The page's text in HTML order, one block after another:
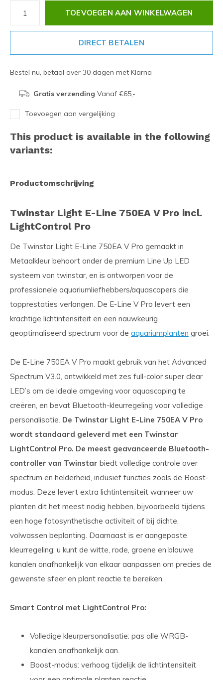
TOEVOEGEN AAN WINKELWAGEN
DIRECT BETALEN
Bestel nu, betaal over 30 dagen met Klarna
Gratis verzending Vanaf €65,-
Toevoegen aan vergelijking
This product is available in the following
variants:
Productomschrijving
Twinstar Light E-Line 750EA V Pro incl.
LightControl Pro
De Twinstar Light E-Line 750EA V Pro gemaakt in
Metaalkleur behoort onder de premium Line Up LED
systeem van twinstar, en is ontworpen voor de
professionele aquariumliefhebbers/aquascapers die
topprestaties verlangen. De E-Line V Pro levert een
krachtige lichtintensiteit en een nauwkeurig
geoptimaliseerd spectrum voor de aquariumplanten groei.
De E-Line 750EA V Pro maakt gebruik van het Advanced
Spectrum V3.0, ontwikkeld met zes full-color super clear
LED’s om de ideale omgeving voor aquascaping te
creëren, en bevat Bluetooth-kleurregeling voor volledige
personalisatie. De Twinstar Light E-Line 750EA V Pro
wordt standaard geleverd met een Twinstar
LightControl Pro. De meest geavanceerde Bluetooth-
controller van Twinstar biedt volledige controle over
spectrum en helderheid, inclusief functies zoals de Boost-
modus. Deze levert extra lichtintensiteit wanneer uw
planten dit het meest nodig hebben, bijvoorbeeld tijdens
een hoge fotosynthetische activiteit of bij dichte,
volwassen beplanting. Daarnaast is er aangepaste
kleurregeling: u kunt de witte, rode, groene en blauwe
kanalen onafhankelijk van elkaar aanpassen om precies de
gewenste sfeer en plant reactie te bereiken.
Smart Control met LightControl Pro:
Volledige kleurpersonalisatie: pas alle WRGB-
kanalen onafhankelijk aan.
Boost-modus: verhoog tijdelijk de lichtintensiteit